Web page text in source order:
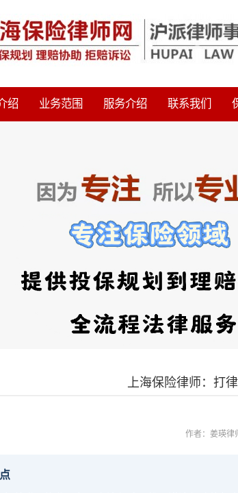
绍 业务范围 服务介绍 联系我们
上海保险律师：打
作者： 姜瑛律